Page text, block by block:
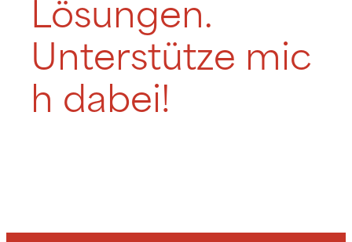
Lösungen.
Unterstütze mic
h dabei!